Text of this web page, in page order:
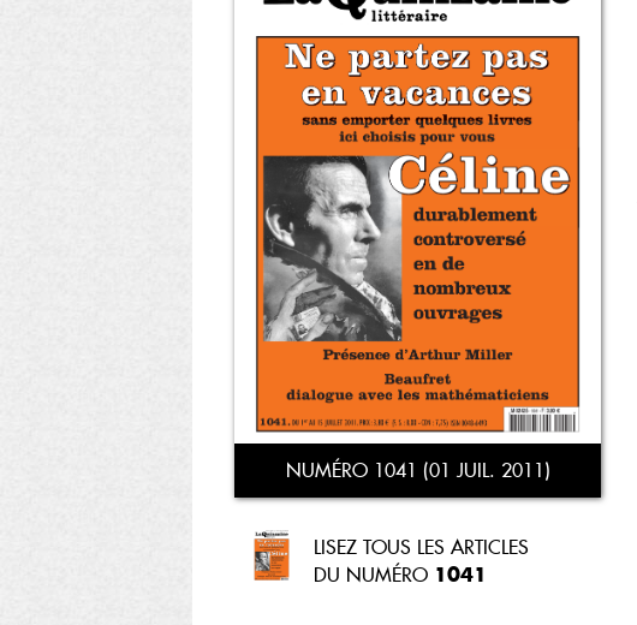
NUMÉRO 1041 (01 JUIL. 2011)
LISEZ TOUS LES ARTICLES
DU NUMÉRO 1041